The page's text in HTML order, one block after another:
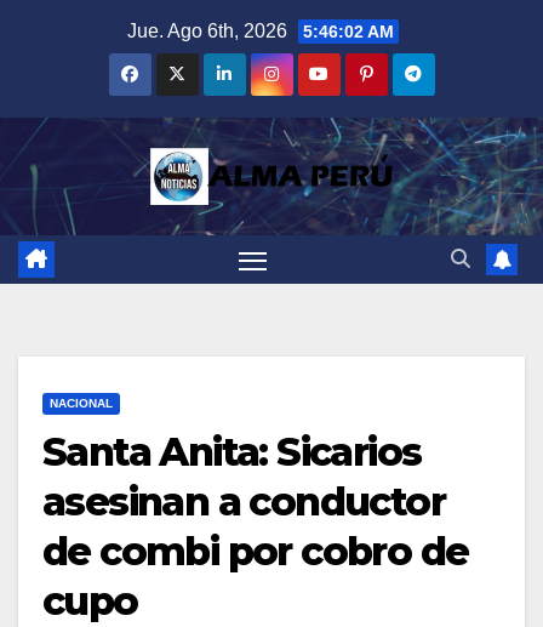
Jue. Ago 6th, 2026 5:46:03 AM
NACIONAL
Santa Anita: Sicarios
asesinan a conductor
de combi por cobro de
cupo